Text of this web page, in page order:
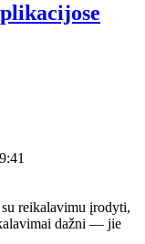
reikalavimu įrodyti,
dažni — jie